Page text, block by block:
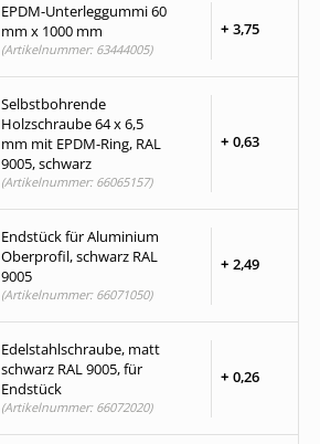
EPDM-Unterleggummi 60
mm x 1000 mm
+ 3,75
(Artikelnummer: 63444005)
Selbstbohrende
Holzschraube 64 x 6,5
mm mit EPDM-Ring, RAL
9005, schwarz
+ 0,63
(Artikelnummer: 66065157)
Endstück für Aluminium
Oberprofil, schwarz RAL
9005
+ 2,49
(Artikelnummer: 66071050)
Edelstahlschraube, matt
schwarz RAL 9005, für
Endstück
+ 0,26
(Artikelnummer: 66072020)